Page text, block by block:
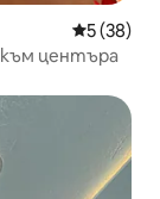
Средна
5 (38)
към центъра